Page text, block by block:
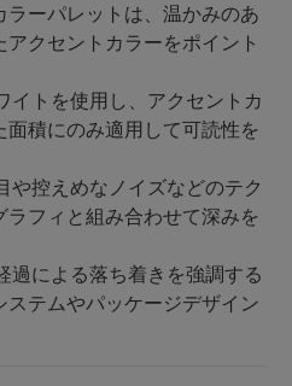
ーパレットは、温かみのあ
クセントカラーをポイント
トを使用し、アクセントカ
積にのみ適用して可読性を
控えめなノイズなどのテク
フィと組み合わせて深みを
による落ち着きを強調する
テムやパッケージデザイン